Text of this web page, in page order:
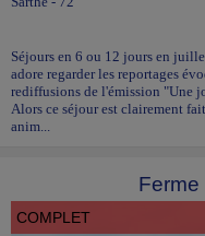
Séjours en 6 ou 12 jours en
adore regarder les reportages
rediffusions de l'émission "Une
Alors ce séjour est clairement
anim...
COMPLET